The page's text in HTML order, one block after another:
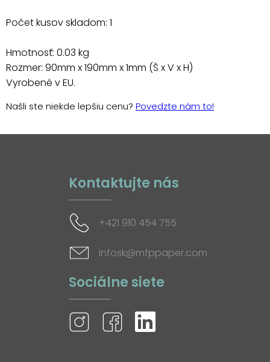
Počet kusov skladom: 1
Hmotnosť: 0.03 kg
Rozmer: 90mm x 190mm x 1mm (Š x V x H)
Vyrobené v EU.
Našli ste niekde lepšiu cenu? Povedzte nám to!
Kontaktujte nás
+421 910 454 755
infosk@mfppaper.com
Sociálne siete